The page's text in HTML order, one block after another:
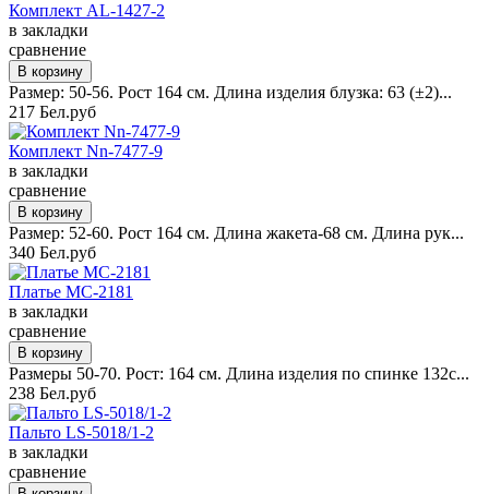
Комплект AL-1427-2
в закладки
сравнение
Размер: 50-56. Рост 164 см. Длина изделия блузка: 63 (±2)...
217 Бел.руб
Комплект Nn-7477-9
в закладки
сравнение
Размер: 52-60. Рост 164 см. Длина жакета-68 см. Длина рук...
340 Бел.руб
Платье MC-2181
в закладки
сравнение
Размеры 50-70. Рост: 164 см. Длина изделия по спинке 132с...
238 Бел.руб
Пальто LS-5018/1-2
в закладки
сравнение